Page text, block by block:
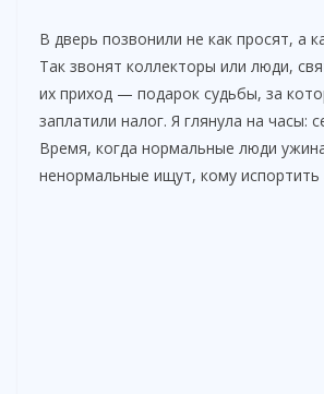
В дверь позвонили не как просят, а
Так звонят коллекторы или люди,
их приход — подарок судьбы, за
заплатили налог. Я глянула на часы:
Время, когда нормальные люди
ненормальные ищут, кому испортить